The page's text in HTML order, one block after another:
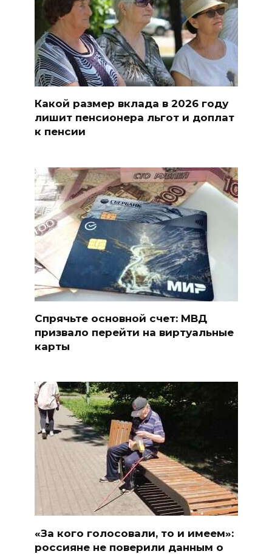
Какой размер вклада в 2026 году
лишит пенсионера льгот и доплат
к пенсии
Спрячьте основной счет: МВД
призвало перейти на виртуальные
карты
«За кого голосовали, то и имеем»:
россияне не поверили данным о